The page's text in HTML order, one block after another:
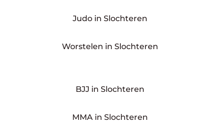
Judo in Slochteren
Worstelen in Slochteren
BJJ in Slochteren
MMA in Slochteren